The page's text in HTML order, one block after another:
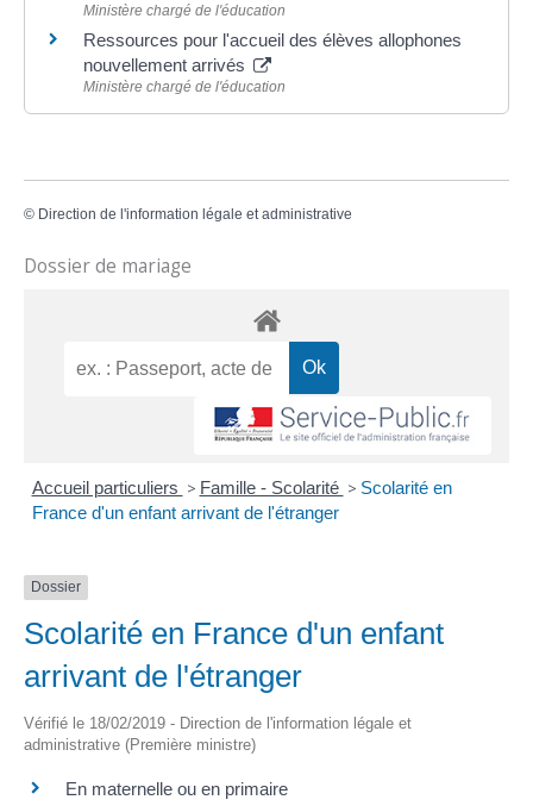
Ministère chargé de l'éducation
Ressources pour l'accueil des élèves allophones
nouvellement arrivés
Ministère chargé de l'éducation
© Direction de l'information légale et administrative
Dossier de mariage
Accueil particuliers > Famille - Scolarité > Scolarité en
France d'un enfant arrivant de l'étranger
Dossier
Scolarité en France d'un enfant
arrivant de l'étranger
Vérifié le 18/02/2019 - Direction de l'information légale et
administrative (Première ministre)
En maternelle ou en primaire